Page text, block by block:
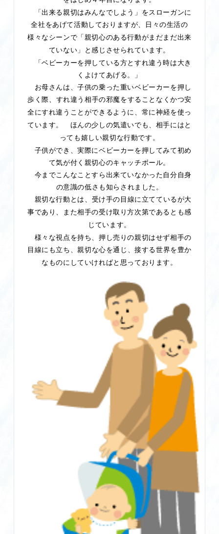
「出来る親切はみんなでしよう」をスローガンに
全社をあげて活動しておりますが、
日々の生活の
様々なシーンで 「親切心のある行動がまだまだ出来
ていない」
と感じさせられています。
「ベビーカーを押している方とすれ違う時は大き
くよけてあげる。」
お母さんは、子供の乗った重いベビーカーを押し
歩く際、
すれ違う相手の邪魔をすることなくかつ安
全にすれ違うことができるように、 常に神経を使っ
ています。
ほんの少しの気遣いでも、相手にはと
っても嬉しい親切な行動です。
子供ができ、実際にベビーカーを押してみて初め
て気が付く親切心のキャッチボール。
今までこんなことすら出来ていなかった自分自身
の意識の低さも知らされました。
親切な行動とは、 受け手の目線に立てているが大
事であり、
また相手の受け取り方次第であるとも感
じています。
様々な視点を持ち、押し売りの親切はせず相手の
目線にも立ち、親切 な心を通じ、接する世界を豊か
なものにしていければと思っております。